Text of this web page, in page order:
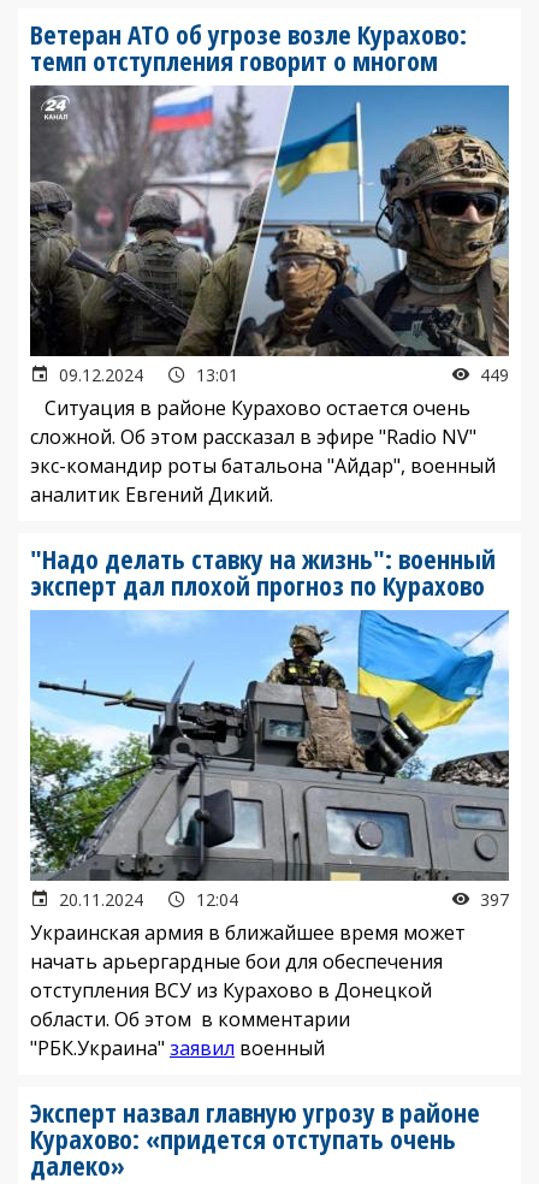
Ветеран АТО об угрозе возле Курахово:
темп отступления говорит о многом
09.12.2024 13:01 449
Ситуация в районе Курахово остается очень
сложной. Об этом рассказал в эфире "Radio NV"
экс-командир роты батальона "Айдар", военный
аналитик Евгений Дикий.
"Надо делать ставку на жизнь": военный
эксперт дал плохой прогноз по Курахово
20.11.2024 12:04 397
Украинская армия в ближайшее время может
начать арьергардные бои для обеспечения
отступления ВСУ из Курахово в Донецкой
области. Об этом в комментарии
"РБК.Украина" заявил военный
Эксперт назвал главную угрозу в районе
Курахово: «придется отступать очень
далеко»